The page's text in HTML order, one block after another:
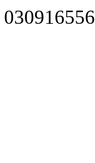
030916556